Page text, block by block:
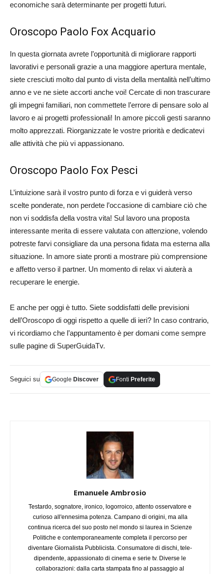
economiche sarà determinante per progetti futuri.
Oroscopo Paolo Fox Acquario
In questa giornata avrete l’opportunità di migliorare rapporti
lavorativi e personali grazie a una maggiore apertura mentale,
siete cresciuti molto dal punto di vista della mentalità nell’ultimo
anno e ve ne siete accorti anche voi! Cercate di non trascurare
gli impegni familiari, non commettete l’errore di pensare solo al
lavoro e ai progetti professionali! In amore piccoli gesti saranno
molto apprezzati. Riorganizzate le vostre priorità e dedicatevi
alle attività che più vi appassionano.
Oroscopo Paolo Fox Pesci
L’intuizione sarà il vostro punto di forza e vi guiderà verso
scelte ponderate, non perdete l’occasione di cambiare ciò che
non vi soddisfa della vostra vita! Sul lavoro una proposta
interessante merita di essere valutata con attenzione, volendo
potreste farvi consigliare da una persona fidata ma esterna alla
situazione. In amore siate pronti a mostrare più comprensione
e affetto verso il partner. Un momento di relax vi aiuterà a
recuperare le energie.
E anche per oggi è tutto. Siete soddisfatti delle previsioni
dell’Oroscopo di oggi rispetto a quelle di ieri? In caso contrario,
vi ricordiamo che l’appuntamento è per domani come sempre
sulle pagine di SuperGuidaTv.
Seguici su Google Discover Fonti Preferite
Emanuele Ambrosio
Testardo, sognatore, ironico, logorroico, attento osservatore e
curioso all'ennesima potenza. Campano di origini, ma alla
continua ricerca del suo posto nel mondo si laurea in Scienze
Politiche e contemporaneamente completa il percorso per
diventare Giornalista Pubblicista. Consumatore di dischi, tele-
dipendente, appassionato di cinema e serie tv. Diverse le
collaborazioni: dalla carta stampata fino al passaggio al